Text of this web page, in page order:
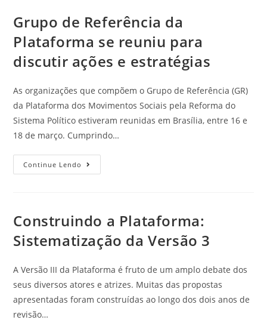
Grupo de Referência da
Plataforma se reuniu para
discutir ações e estratégias
As organizações que compõem o Grupo de Referência (GR)
da Plataforma dos Movimentos Sociais pela Reforma do
Sistema Político estiveram reunidas em Brasília, entre 16 e
18 de março. Cumprindo…
Continue Lendo
Construindo a Plataforma:
Sistematização da Versão 3
A Versão III da Plataforma é fruto de um amplo debate dos
seus diversos atores e atrizes. Muitas das propostas
apresentadas foram construídas ao longo dos dois anos de
revisão…